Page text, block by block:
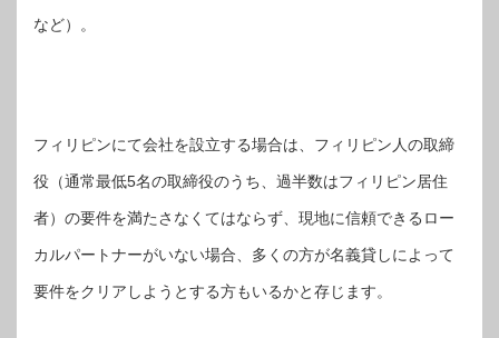
など）。
フィリピンにて会社を設立する場合は、フィリピン人の取締
役（通常最低5名の取締役のうち、過半数はフィリピン居住
者）の要件を満たさなくてはならず、現地に信頼できるロー
カルパートナーがいない場合、多くの方が名義貸しによって
要件をクリアしようとする方もいるかと存じます。